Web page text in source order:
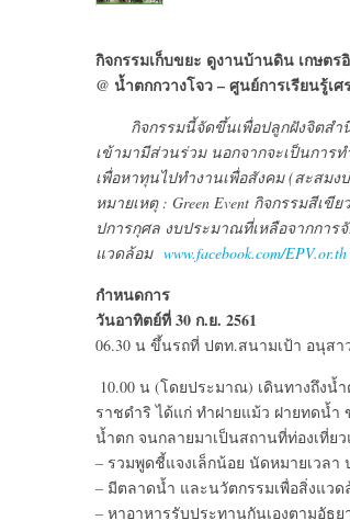
กิจกรรมเก็บขยะ ดูงานบ้านดิน เกษตร
@ น้ำตกกวางโจว – ศูนย์การเรียนรู้เ
กิจกรรมนี้จัดขึ้นเพื่อปลูกฝังจิตสำนึ
เข้ามามีส่วนร่วม นอกจากจะเป็นการ
เพื่อหาทุนไปทำงานเพื่อสังคม (สะสมง
หมายเหตุ : Green Event กิจกรรมสีเ
ปการกุศล งบประมาณที่เหลือจากกา
แวดล้อม www.facebook.com/EPV.or.th
กำหนดการ
วันอาทิตย์ที่ 30 ก.ย. 2561
06.30 น ขึ้นรถที่ ปตท.สนามเป้า อนุสา
10.00 น (โดยประมาณ) เดินทางถึง
ราชดำริ ได้แก่ ทำฝายแม้ว ฝายทดน้
น้ำตก จนกลายมาเป็นสถานที่ท่องเที่
– รวมพูดชี้แจงเล็กน้อย นัดหมายเวลา
– มีตลาดน้ำ และนวัตกรรมเพื่อสิ่งแวด
– หาอาหารรับประทานกันเองตามอัธ